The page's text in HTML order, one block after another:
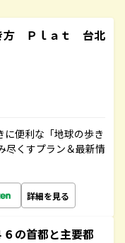
方 Ｐｌａｔ 台北
に便利な「地球の歩き
尽くすプラン＆最新情
詳細を見る
の首都と主要都